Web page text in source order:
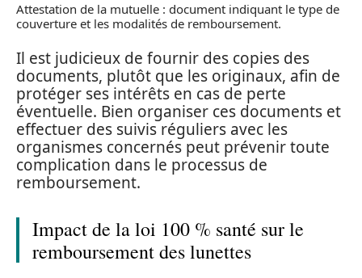
Attestation de la mutuelle : document indiquant le type de
couverture et les modalités de remboursement.
Il est judicieux de fournir des copies des
documents, plutôt que les originaux, afin de
protéger ses intérêts en cas de perte
éventuelle. Bien organiser ces documents et
effectuer des suivis réguliers avec les
organismes concernés peut prévenir toute
complication dans le processus de
remboursement.
Impact de la loi 100 % santé sur le
remboursement des lunettes